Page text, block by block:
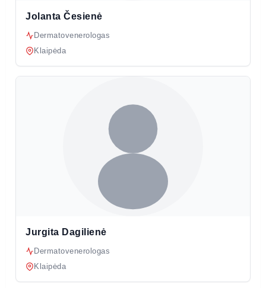
Jolanta Česienė
Dermatovenerologas
Klaipėda
Jurgita Dagilienė
Dermatovenerologas
Klaipėda